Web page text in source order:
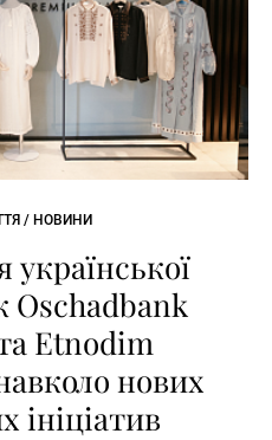
/ НОВИНИ
української
Etnodim
нових
ініціатив